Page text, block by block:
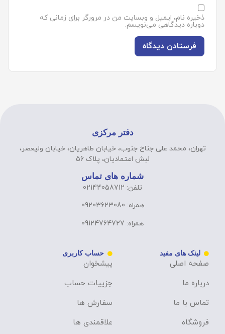
ذخیره نام، ایمیل و وبسایت من در مرورگر برای زمانی که
دوباره دیدگاهی می‌نویسم.
دفتر مرکزی
تهران، محمد علی جناح جنوب، خیابان طاهریان، خیابان ولیعصر،
نبش اعتمادیان، پلاک 56
شماره های تماس
تلفن: 02144058712
همراه: 09203623080
همراه: 09124764727
لینک های مفید
صفحه اصلی
درباره ما
تماس با ما
فروشگاه
حساب کاربری
پیشخوان
جزییات حساب
سفارش ها
علاقمندی ها